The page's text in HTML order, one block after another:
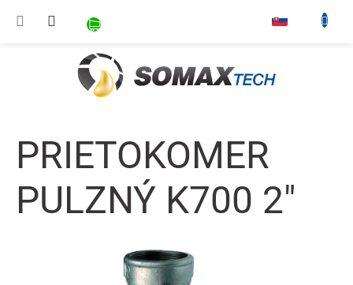
NÁKUPNÝ KOŠÍK
PRIETOKOMER
PULZNÝ K700 2"